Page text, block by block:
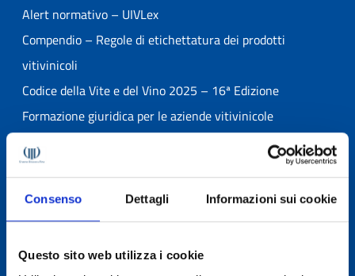
Consenso Dettagli Informazioni sui cookie
Questo sito web utilizza i cookie
Alert normativo – UIVLex
Compendio – Regole di etichettatura dei prodotti
vitivinicoli
Codice della Vite e del Vino 2025 – 16ª Edizione
Formazione giuridica per le aziende vitivinicole
Consulenza organizzativa per le aziende vitivinicole
Formazione organizzativa e sui sistemi di gestione per le
aziende vitivinicole
Banca Dati Fornitori Qualificati